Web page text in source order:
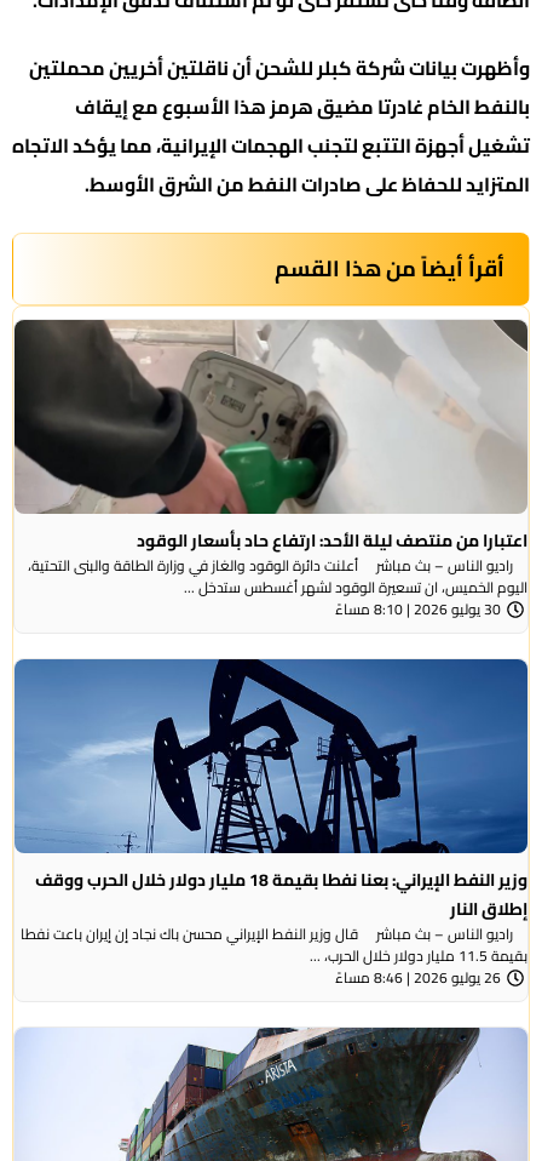
وأظهرت بيانات شركة كبلر للشحن أن ناقلتين أخريين محملتين
بالنفط الخام غادرتا مضيق هرمز هذا الأسبوع مع إيقاف
تشغيل أجهزة التتبع لتجنب الهجمات الإيرانية، مما يؤكد الاتجاه
المتزايد للحفاظ على صادرات النفط من الشرق الأوسط.
أقرأ أيضاً من هذا القسم
اعتبارا من منتصف ليلة الأحد: ارتفاع حاد بأسعار الوقود
راديو الناس – بث مباشر أعلنت دائرة الوقود والغاز في وزارة الطاقة والبنى التحتية،
اليوم الخميس، ان تسعيرة الوقود لشهر أغسطس ستدخل ...
30 يوليو 2026 | 8:10 مساءً
وزير النفط الإيراني: بعنا نفطا بقيمة 18 مليار دولار خلال الحرب ووقف
إطلاق النار
راديو الناس – بث مباشر قال وزير النفط الإيراني محسن باك نجاد إن إيران باعت نفطا
بقيمة 11.5 مليار دولار خلال الحرب، ...
26 يوليو 2026 | 8:46 مساءً